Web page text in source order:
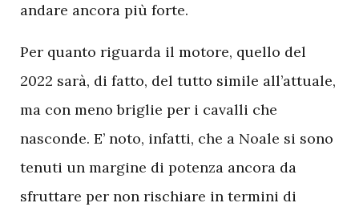
andare ancora più forte.
Per quanto riguarda il motore, quello del
2022 sarà, di fatto, del tutto simile all’attuale,
ma con meno briglie per i cavalli che
nasconde. E’ noto, infatti, che a Noale si sono
tenuti un margine di potenza ancora da
sfruttare per non rischiare in termini di